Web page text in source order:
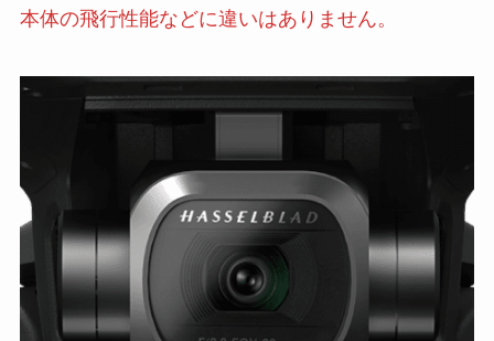
本体の飛行性能などに違いはありません。